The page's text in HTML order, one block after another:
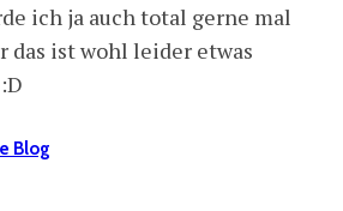
ich ja auch total gerne mal
das ist wohl leider etwas
Blog